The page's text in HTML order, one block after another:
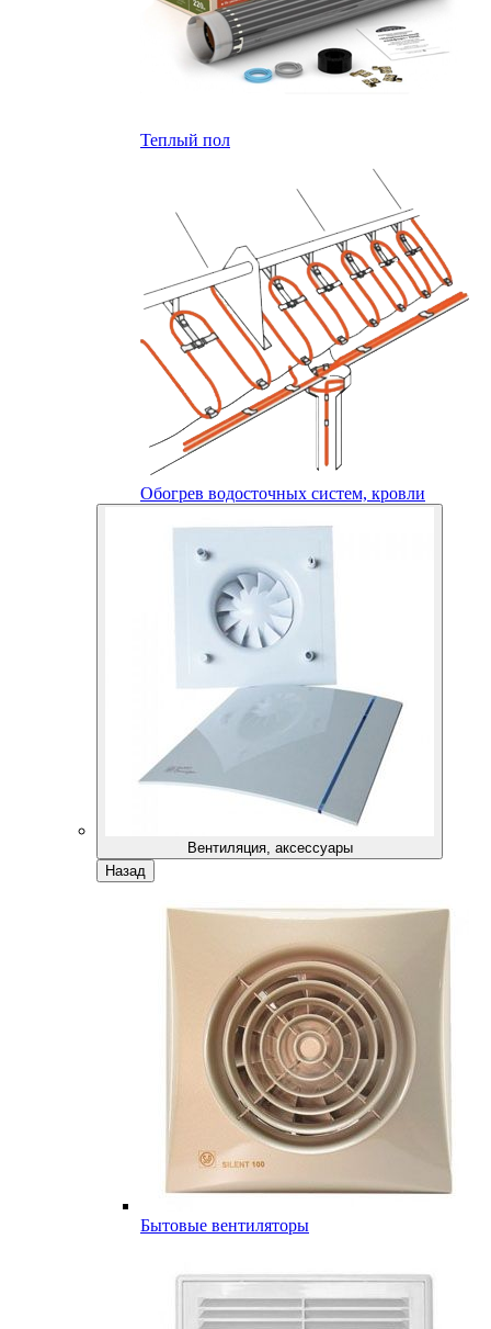
Теплый пол
Обогрев водосточных систем, кровли
Вентиляция, аксессуары
Назад
Бытовые вентиляторы